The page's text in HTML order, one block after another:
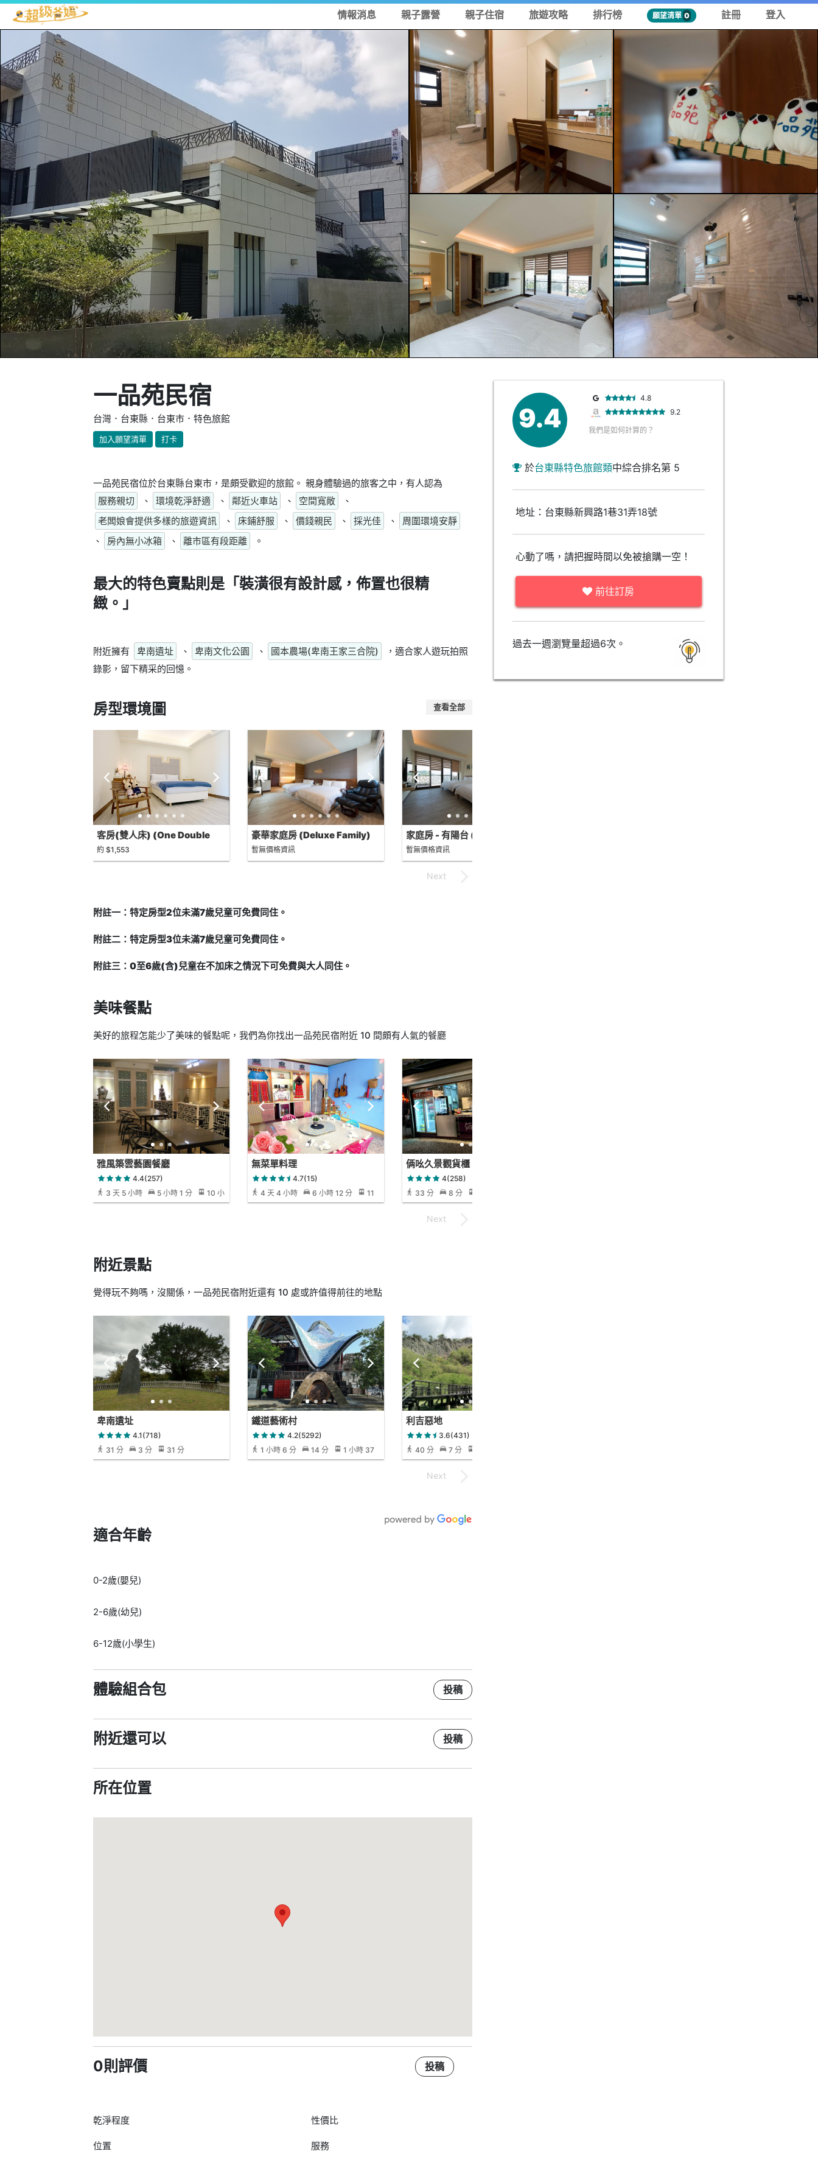
情報消息 親子露營 親子住宿 旅遊攻略 排行榜 願望清單 0 註冊 登入
一品苑民宿
台灣．台東縣．台東市．特色旅館
加入願望清單 打卡
一品苑民宿位於台東縣台東市，是頗受歡迎的旅館。 親身體驗過的旅客之中，有人認為
服務親切
、 環境乾淨舒適 、 鄰近火車站 、 空間寬敞
、
老闆娘會提供多樣的旅遊資訊
、 床鋪舒服 、 價錢親民 、 採光佳 、
周圍環境安靜
、
房內無小冰箱 、 離市區有段距離 。
最大的特色賣點則是「裝潢很有設計感，佈置也很精
緻。」
附近擁有 卑南遺址 、 卑南文化公園 、 國本農場(卑南王家三合院)
，適合家人遊玩拍照
錄影，留下精采的回憶。
房型環境圖 查看全部
客房(雙人床) (One Double
Bed Room)
約 $1,553
豪華家庭房 (Deluxe Family)
暫無價格資訊
家庭房 - 有陽台 (Family with
balcony)
暫無價格資訊
附註一：特定房型2位未滿7歲兒童可免費同住。
附註二：特定房型3位未滿7歲兒童可免費同住。
附註三：0至6歲(含)兒童在不加床之情況下可免費與大人同住。
美味餐點
美好的旅程怎能少了美味的餐點呢，我們為你找出一品苑民宿附近 10 間頗有人氣的餐廳
雅風築雲藝園餐廳
4.4(257)
3 天 5 小時
5 小時 1 分
10 小
時 40 分
無菜單料理
4.7(15)
4 天 4 小時
6 小時 12 分
11
小時 27 分
俩吆久景觀貨櫃
4(258)
33 分
8 分
附近景點
覺得玩不夠嗎，沒關係，一品苑民宿附近還有 10 處或許值得前往的地點
卑南遺址
4.1(718)
31 分
3 分 31 分
鐵道藝術村
4.2(5292)
1 小時 6 分
14 分
1 小時 37
分
利吉惡地
3.6(431)
40 分
7 分
適合年齡
0-2歲(嬰兒)
2-6歲(幼兒)
6-12歲(小學生)
體驗組合包 投稿
附近還可以 投稿
所在位置
0則評價 投稿
乾淨程度
位置
性價比
服務
9.4
4.8
9.2
我們是如何計算的？
於台東縣特色旅館類中綜合排名第 5
地址：台東縣新興路1巷31弄18號
心動了嗎，請把握時間以免被搶購一空！
前往訂房
過去一週瀏覽量超過6次。